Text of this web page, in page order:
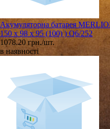
Акумуляторна батарея
150 x 98 x 95 (100) ) Q6/252
1078.20 грн./шт.
в наявності